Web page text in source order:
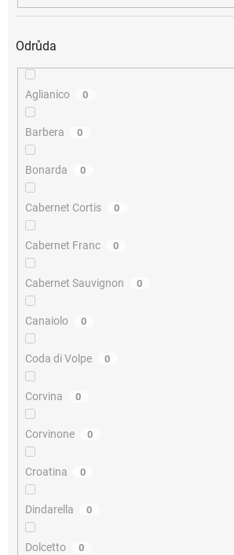
Odrůda
Aglianico 0
Barbera 0
Bonarda 0
Cabernet Cortis 0
Cabernet Franc 0
Cabernet Sauvignon 0
Canaiolo 0
Coda di Volpe 0
Corvina 0
Corvinone 0
Croatina 0
Dindarella 0
Dolcetto 0